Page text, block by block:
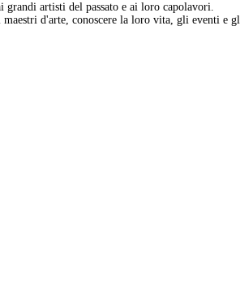
artisti del passato e ai loro capolavori.
d'arte, conoscere la loro vita, gli eventi e